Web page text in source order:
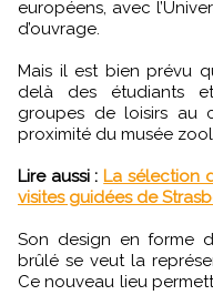
européens, avec
d’ouvrage.
Mais il est bien prévu
delà des étudiants
groupes de loisirs au
proximité du musée
Lire aussi : La sélection
visites guidées de
Son design en forme
brûlé se veut la
Ce nouveau lieu